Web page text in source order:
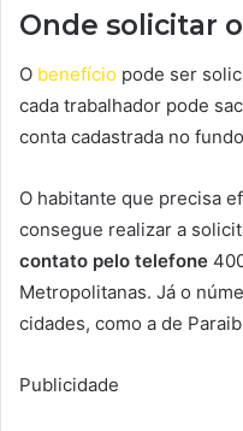
Onde solicitar
O benefício pode ser
cada trabalhador pode
conta cadastrada no
O habitante que precisa
consegue realizar a
contato pelo telefone
Metropolitanas. Já o
cidades, como a de
Publicidade